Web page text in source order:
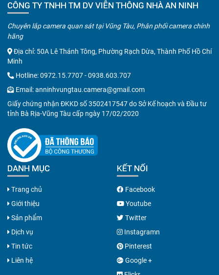
CÔNG TY TNHH TM DV VIỄN THÔNG NHÀ AN NINH
Chuyên lắp camera quan sát tại Vũng Tàu, Phân phối camera chính
hãng
Địa chỉ: 50A Lê Thánh Tông, Phường Rạch Dừa, Thành Phố Hồ Chí
Minh
Hotline:0972.15.7707-0938.603.707
Email:anninhvungtau.camera@gmail.com
Giấy chứng nhận ĐKKD số 3502417547 do Sở Kế hoạch và Đầu tư
tỉnh Bà Rịa-Vũng Tàu cấp ngày 17/02/2020
DANH MỤC
Trang chủ
Giới thiệu
Sản phẩm
Dịch vụ
Tin tức
Liên hệ
KẾT NỐI
Facebook
Youtube
Twitter
Instagramn
Pinterest
Google +